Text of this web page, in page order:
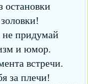
остановки
не придумай
и юмор.
встречи.
за плечи!